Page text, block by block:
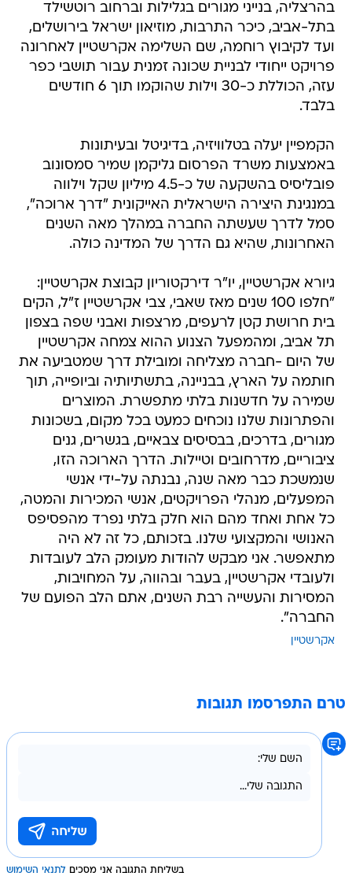
בהרצליה, בנייני מגורים בגלילות וברחוב רוטשילד
בתל-אביב, כיכר התרבות, מוזיאון ישראל בירושלים,
ועד לקיבוץ רוחמה, שם השלימה אקרשטיין לאחרונה
פרויקט ייחודי לבניית שכונה זמנית עבור תושבי כפר
עזה, הכוללת כ-30 וילות שהוקמו תוך 6 חודשים
בלבד.
הקמפיין יעלה בטלוויזיה, בדיגיטל ובעיתונות
באמצעות משרד הפרסום גליקמן שמיר סמסונוב
פובליסיס בהשקעה של כ-4.5 מיליון שקל וילווה
במנגינת היצירה הישראלית האייקונית "דרך ארוכה",
סמל לדרך שעשתה החברה במהלך מאה השנים
האחרונות, שהיא גם הדרך של המדינה כולה.
גיורא אקרשטיין, יו"ר דירקטוריון קבוצת אקרשטיין:
"חלפו 100 שנים מאז שאבי, צבי אקרשטיין ז"ל, הקים
בית חרושת קטן לרעפים, מרצפות ואבני שפה בצפון
תל אביב, ומהמפעל הצנוע ההוא צמחה אקרשטיין
של היום -חברה מצליחה ומובילת דרך שמטביעה את
חותמה על הארץ, בבניינה, בתשתיותיה וביופייה, תוך
שמירה על חדשנות בלתי מתפשרת. המוצרים
והפתרונות שלנו נוכחים כמעט בכל מקום, בשכונות
מגורים, בדרכים, בבסיסים צבאיים, בגשרים, גנים
ציבוריים, מדרחובים וטיילות. הדרך הארוכה הזו,
שנמשכת כבר מאה שנה, נבנתה על-ידי אנשי
המפעלים, מנהלי הפרויקטים, אנשי המכירות והמטה,
כל אחת ואחד מהם הוא חלק בלתי נפרד מהפסיפס
האנושי והמקצועי שלנו. בזכותם, כל זה לא היה
מתאפשר. אני מבקש להודות מעומק הלב לעובדות
ולעובדי אקרשטיין, בעבר ובהווה, על המחויבות,
המסירות והעשייה רבת השנים, אתם הלב הפועם של
החברה".
אקרשטיין
טרם התפרסמו תגובות
בשליחת התגובה אני מסכים לתנאי השימוש